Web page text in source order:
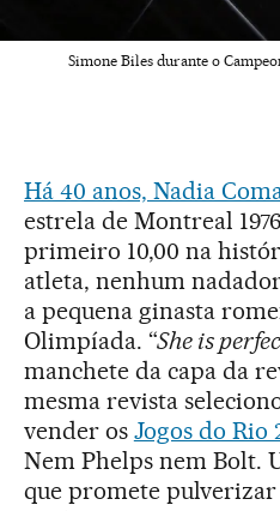
Simone Biles durante o
Há 40 anos, Nadia
estrela de Montreal
primeiro 10,00 na
atleta, nenhum
a pequena ginasta
Olimpíada. “She is
manchete da capa da
mesma revista
vender os Jogos do Rio
Nem Phelps nem Bolt.
que promete pulverizar